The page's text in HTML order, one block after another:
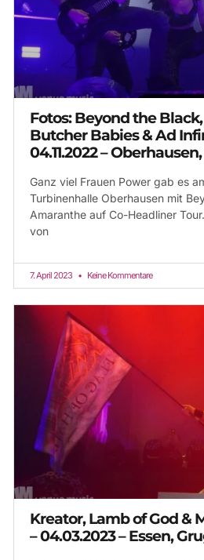
Fotos: Beyond the
Butcher Babies & Ad
04.11.2022 –
Ganz viel Frauen Power gab es
Turbinenhalle Oberhausen mit
Amaranthe auf Co-Headliner
von
7. April 2023 Keine Kommentare
Kreator, Lamb of God &
– 04.03.2023 – Essen,